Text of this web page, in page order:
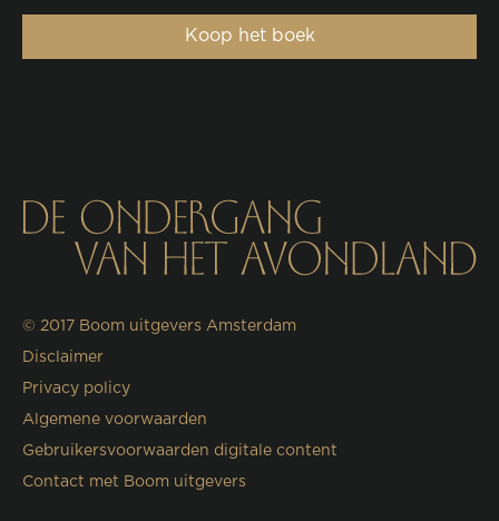
Koop het boek
© 2017 Boom uitgevers Amsterdam
Disclaimer
Privacy policy
Algemene voorwaarden
Gebruikersvoorwaarden digitale content
Contact met Boom uitgevers